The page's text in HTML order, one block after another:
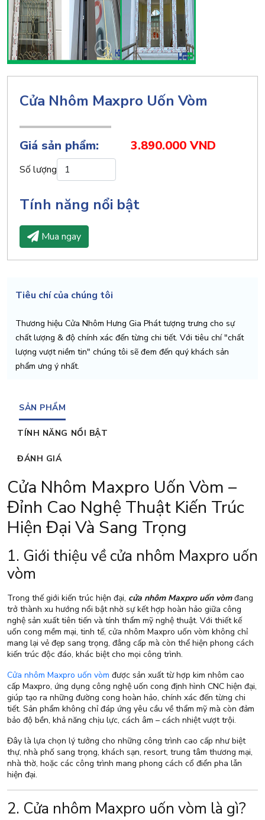
Cửa Nhôm Maxpro Uốn Vòm
Giá sản phẩm: 3.890.000 VND
Số lượng
Tính năng nổi bật
Mua ngay
Tiêu chí của chúng tôi
Thương hiệu Cửa Nhôm Hưng Gia Phát tượng trưng cho sự
chất lượng & độ chính xác đến từng chi tiết. Với tiêu chí "chất
lượng vượt niềm tin" chúng tôi sẽ đem đến quý khách sản
phẩm ưng ý nhất.
SẢN PHẨM
TÍNH NĂNG NỔI BẬT
ĐÁNH GIÁ
Cửa Nhôm Maxpro Uốn Vòm –
Đỉnh Cao Nghệ Thuật Kiến Trúc
Hiện Đại Và Sang Trọng
1. Giới thiệu về cửa nhôm Maxpro uốn
vòm
Trong thế giới kiến trúc hiện đại, cửa nhôm Maxpro uốn vòmđang
trở thành xu hướng nổi bật nhờ sự kết hợp hoàn hảo giữa công
nghệ sản xuất tiên tiến và tính thẩm mỹ nghệ thuật. Với thiết kế
uốn cong mềm mại, tinh tế, cửa nhôm Maxpro uốn vòm không chỉ
mang lại vẻ đẹp sang trọng, đẳng cấp mà còn thể hiện phong cách
kiến trúc độc đáo, khác biệt cho mọi công trình.
Cửa nhôm Maxpro uốn vòm được sản xuất từ hợp kim nhôm cao
cấp Maxpro, ứng dụng công nghệ uốn cong định hình CNC hiện đại,
giúp tạo ra những đường cong hoàn hảo, chính xác đến từng chi
tiết. Sản phẩm không chỉ đáp ứng yêu cầu về thẩm mỹ mà còn đảm
bảo độ bền, khả năng chịu lực, cách âm – cách nhiệt vượt trội.
Đây là lựa chọn lý tưởng cho những công trình cao cấp như biệt
thự, nhà phố sang trọng, khách sạn, resort, trung tâm thương mại,
nhà thờ, hoặc các công trình mang phong cách cổ điển pha lẫn
hiện đại.
2. Cửa nhôm Maxpro uốn vòm là gì?